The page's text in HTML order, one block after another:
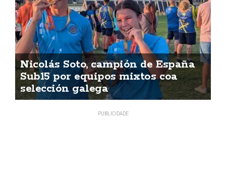
Nicolás Soto, campión de España
Sub15 por equipos mixtos coa
selección galega